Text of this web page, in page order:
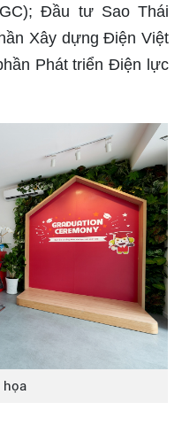
Đầu tư Sao Thái
Xây dựng Điện Việt
Phát triển Điện lực
họa